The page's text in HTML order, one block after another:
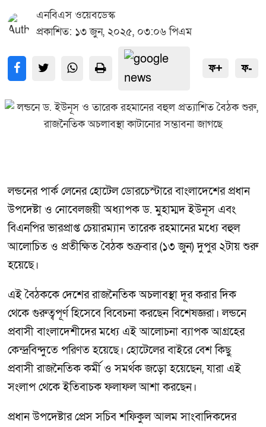
এনবিএস ওয়েবডেস্ক
প্রকাশিত: ১৩ জুন, ২০২৫, ০৩:০৬ পিএম
ফ+ ফ-
লন্ডনের পার্ক লেনের হোটেল ডোরচেস্টারে বাংলাদেশের প্রধান
উপদেষ্টা ও নোবেলজয়ী অধ্যাপক ড. মুহাম্মদ ইউনূস এবং
বিএনপির ভারপ্রাপ্ত চেয়ারম্যান তারেক রহমানের মধ্যে বহুল
আলোচিত ও প্রতীক্ষিত বৈঠক শুক্রবার (১৩ জুন) দুপুর ২টায় শুরু
হয়েছে।
এই বৈঠককে দেশের রাজনৈতিক অচলাবস্থা দূর করার দিক
থেকে গুরুত্বপূর্ণ হিসেবে বিবেচনা করছেন বিশেষজ্ঞরা। লন্ডনে
প্রবাসী বাংলাদেশীদের মধ্যে এই আলোচনা ব্যাপক আগ্রহের
কেন্দ্রবিন্দুতে পরিণত হয়েছে। হোটেলের বাইরে বেশ কিছু
প্রবাসী রাজনৈতিক কর্মী ও সমর্থক জড়ো হয়েছেন, যারা এই
সংলাপ থেকে ইতিবাচক ফলাফল আশা করছেন।
প্রধান উপদেষ্টার প্রেস সচিব শফিকুল আলম সাংবাদিকদের